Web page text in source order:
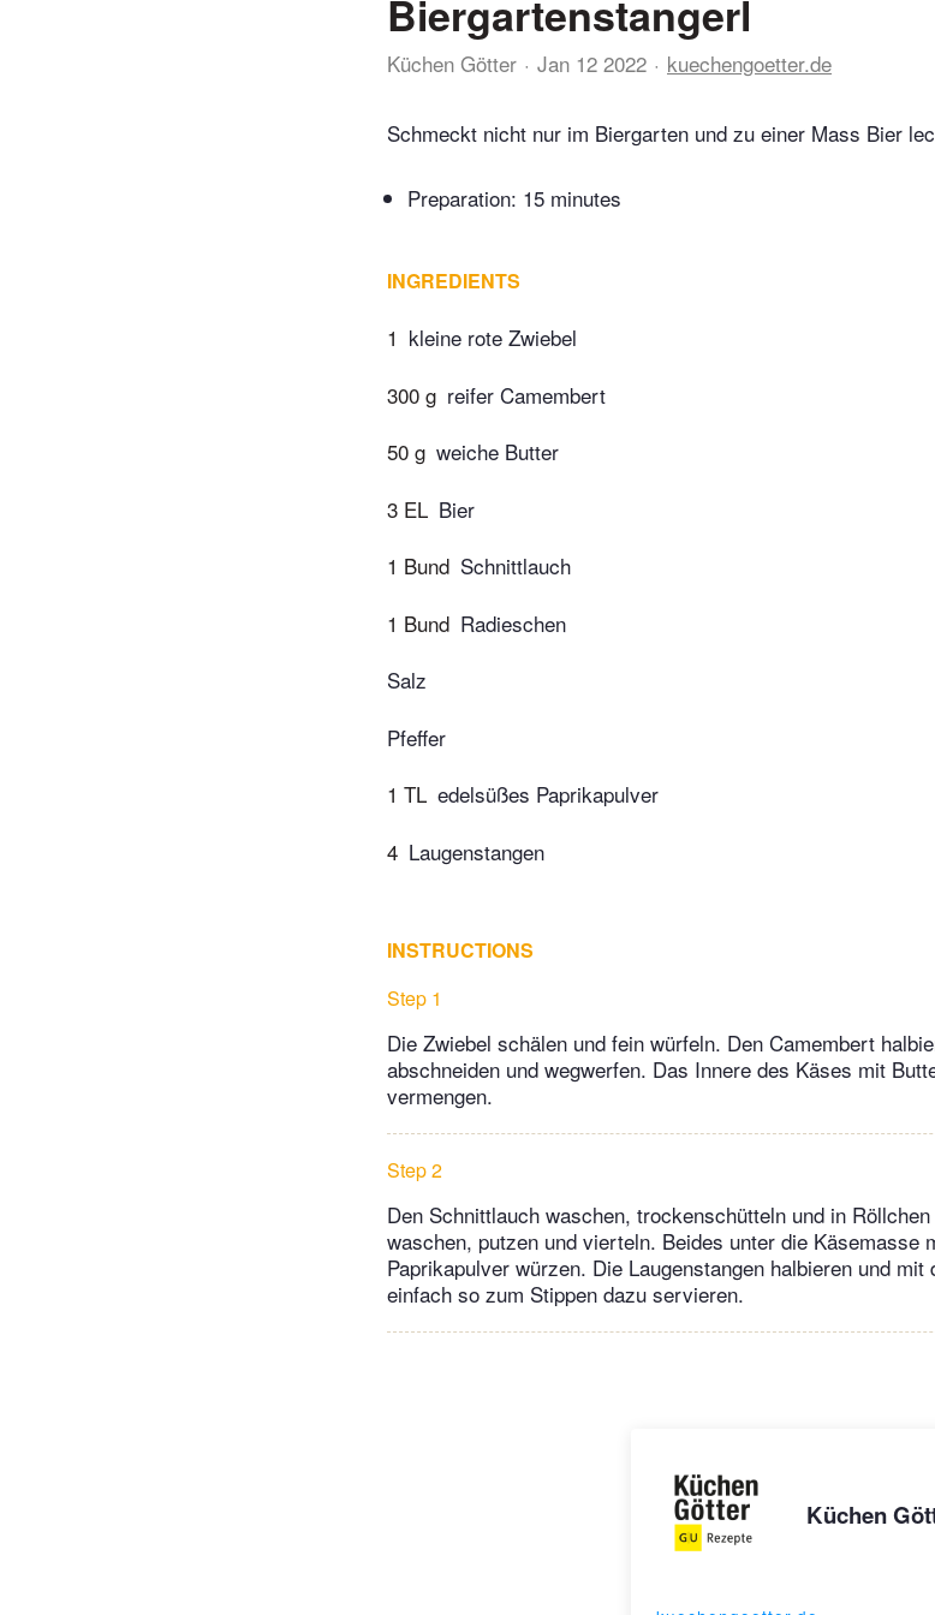
Biergartenstangerl
Küchen Götter Jan 12 2022 kuechengoetter.de
Schmeckt nicht nur im Biergarten und zu einer Mass Bier
Preparation: 15 minutes
INGREDIENTS
1 kleine rote Zwiebel
300 g reifer Camembert
50 g weiche Butter
3 EL Bier
1 Bund Schnittlauch
1 Bund Radieschen
Salz
Pfeffer
1 TL edelsüßes Paprikapulver
4 Laugenstangen
INSTRUCTIONS
Step 1
Die Zwiebel schälen und fein würfeln. Den Camembert
abschneiden und wegwerfen. Das Innere des Käses mit
vermengen.
Step 2
Den Schnittlauch waschen, trockenschütteln und in
waschen, putzen und vierteln. Beides unter die Käsemasse
Paprikapulver würzen. Die Laugenstangen halbieren und
einfach so zum Stippen dazu servieren.
Küchen